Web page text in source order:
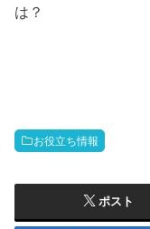
は？
お役立ち情報
ポスト